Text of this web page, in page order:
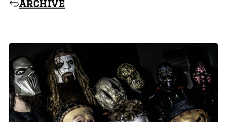
archive